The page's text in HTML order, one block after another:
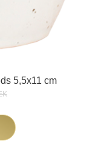
5,5x11 cm